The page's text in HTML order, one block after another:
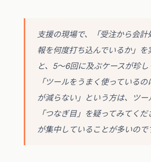
支援の現場で、「受注から会計
報を何度打ち込んでいるか」を
と、5〜6回に及ぶケースが珍し
「ツールをうまく使っている
が減らない」という方は、ツ
「つなぎ目」を疑ってみてく
が集中していることが多いので